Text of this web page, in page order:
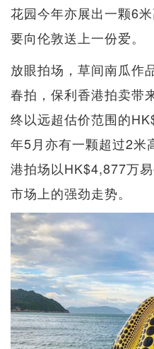
花园今年亦展出一颗6
要向伦敦送上一份爱。
放眼拍场，草间南瓜作
春拍，保利香港拍卖带
终以远超估价范围的
年5月亦有一颗超过2米
港拍场以HK$4,877万
市场上的强劲走势。